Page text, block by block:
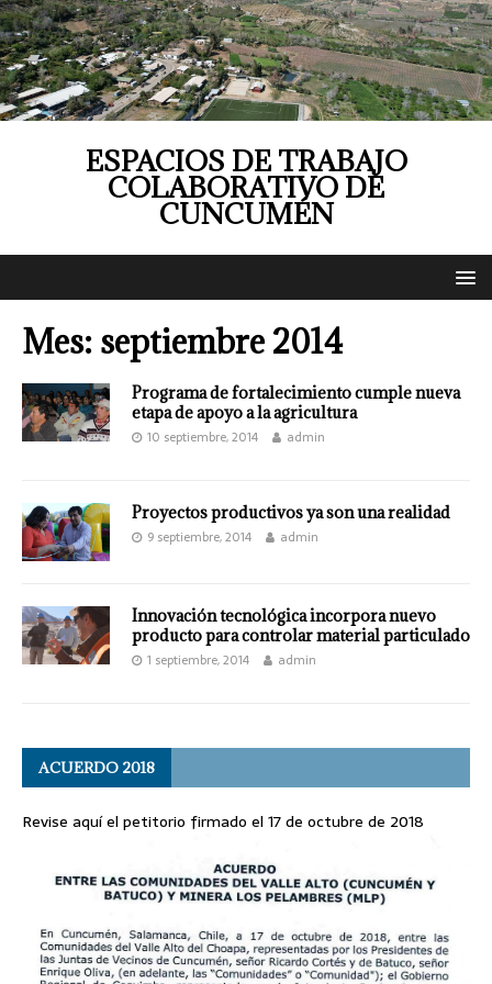
ESPACIOS DE TRABAJO
COLABORATIVO DE
CUNCUMÉN
Mes: septiembre 2014
Programa de fortalecimiento cumple nueva
etapa de apoyo a la agricultura
10 septiembre, 2014 admin
Proyectos productivos ya son una realidad
9 septiembre, 2014 admin
Innovación tecnológica incorpora nuevo
producto para controlar material particulado
1 septiembre, 2014 admin
ACUERDO 2018
Revise aquí el petitorio firmado el 17 de octubre de 2018